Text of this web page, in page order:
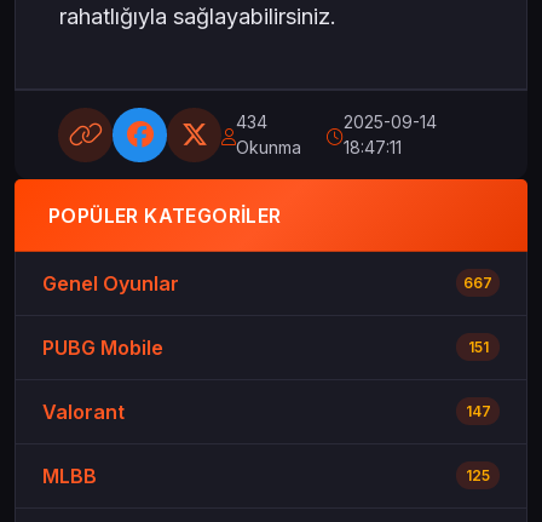
rahatlığıyla sağlayabilirsiniz.
434
Okunma
2025-09-14
18:47:11
POPÜLER KATEGORILER
Genel Oyunlar 667
PUBG Mobile 151
Valorant 147
MLBB 125